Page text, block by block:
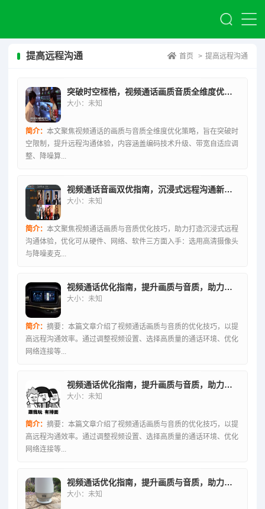
提高远程沟通 首页 > 提高远程沟通
突破时空桎梏，视频通话画质音质全维度优化实战指南
大小：未知
简介： 本文聚焦视频通话的画质与音质全维度优化策略，旨在突破时
空限制，提升远程沟通体验，内容涵盖编码技术升级、带宽自适应调
整、降噪算...
视频通话音画双优指南，沉浸式远程沟通新体验
大小：未知
简介： 本文聚焦视频通话画质与音质优化技巧，助力打造沉浸式远程
沟通体验，优化可从硬件、网络、软件三方面入手：选用高清摄像头
与降噪麦克...
视频通话优化指南，提升画质与音质，助力高效远程沟通
大小：未知
简介： 摘要：本篇文章介绍了视频通话画质与音质的优化技巧，以提
高远程沟通效率。通过调整视频设置、选择高质量的通话环境、优化
网络连接等...
视频通话优化指南，提升画质与音质，助力高效远程沟通
大小：未知
简介： 摘要：本篇文章介绍了视频通话画质与音质的优化技巧，以提
高远程沟通效率。通过调整视频设置、选择高质量的通话环境、优化
网络连接等...
视频通话优化指南，提升画质与音质，助力高效远程沟通
大小：未知